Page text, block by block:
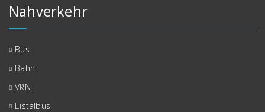
Nahverkehr
Bus
Bahn
VRN
Eistalbus